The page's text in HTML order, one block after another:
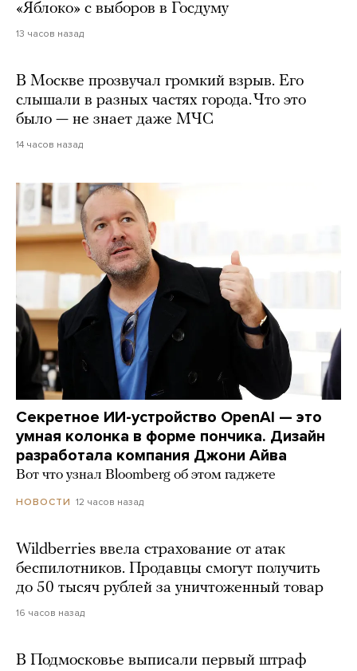
«Яблоко» с выборов в Госдуму
13 часов назад
В Москве прозвучал громкий взрыв. Его
слышали в разных частях города. Что это
было — не знает даже МЧС
14 часов назад
Секретное ИИ-устройство OpenAI — это
умная колонка в форме пончика. Дизайн
разработала компания Джони Айва
Вот что узнал Bloomberg об этом гаджете
НОВОСТИ 12 часов назад
Wildberries ввела страхование от атак
беспилотников. Продавцы смогут получить
до 50 тысяч рублей за уничтоженный товар
16 часов назад
В Подмосковье выписали первый штраф